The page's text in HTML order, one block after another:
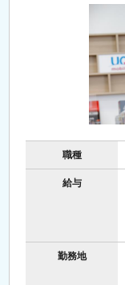
職種
給与
勤務地